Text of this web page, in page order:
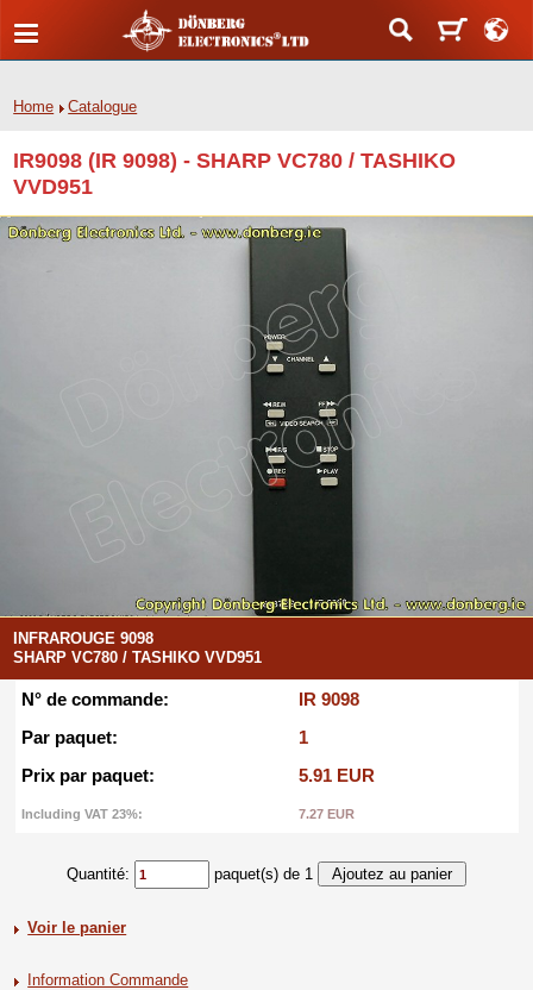
Home Catalogue
IR9098 (IR 9098) - SHARP VC780 / TASHIKO
VVD951
INFRAROUGE 9098
SHARP VC780 / TASHIKO VVD951
N° de commande:
IR 9098
Par paquet:
1
Prix par paquet:
5.91 EUR
Including VAT 23%: 7.27 EUR
Quantité: paquet(s) de 1
Voir le panier
Information Commande